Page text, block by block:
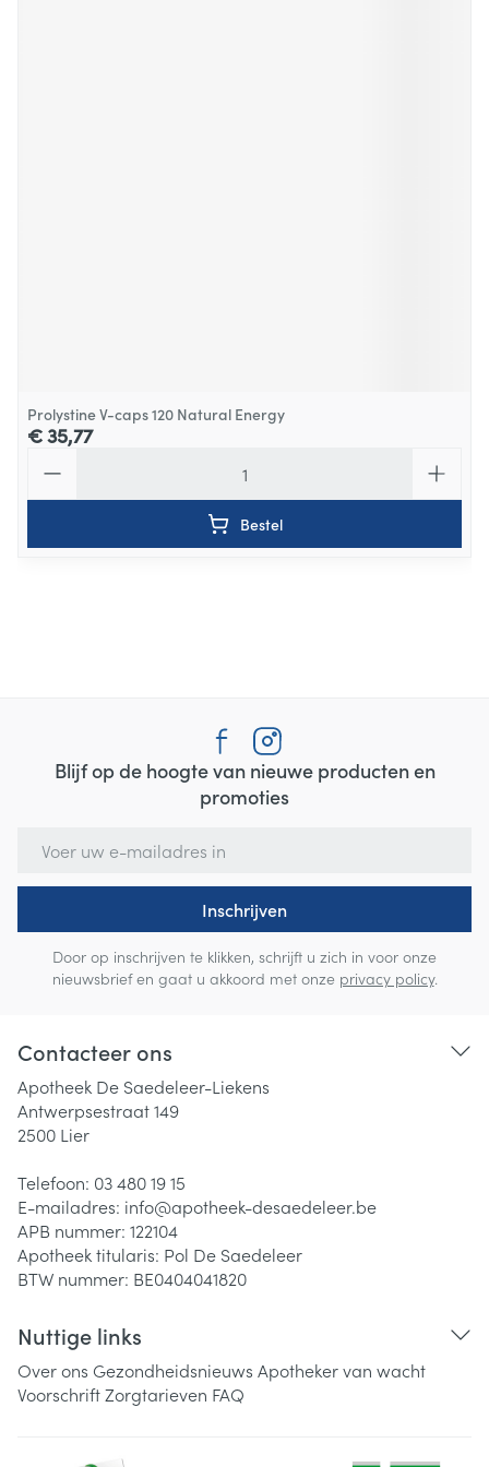
Prolystine V-caps 120 Natural Energy
€ 35,77
Bestel
Blijf op de hoogte van nieuwe producten en
promoties
Inschrijven
Door op inschrijven te klikken, schrijft u zich in voor onze
nieuwsbrief en gaat u akkoord met onze privacy policy.
Contacteer ons
Apotheek De Saedeleer-Liekens
Antwerpsestraat 149
2500 Lier
Telefoon: 03 480 19 15
E-mailadres: info@apotheek-desaedeleer.be
APB nummer: 122104
Apotheek titularis: Pol De Saedeleer
BTW nummer: BE0404041820
Nuttige links
Over ons Gezondheidsnieuws Apotheker van wacht
VoorschriftZorgtarieven FAQ